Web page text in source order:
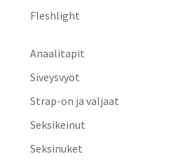
Fleshlight
Anaalitapit
Siveysvyöt
Strap-on ja valjaat
Seksikeinut
Seksinuket